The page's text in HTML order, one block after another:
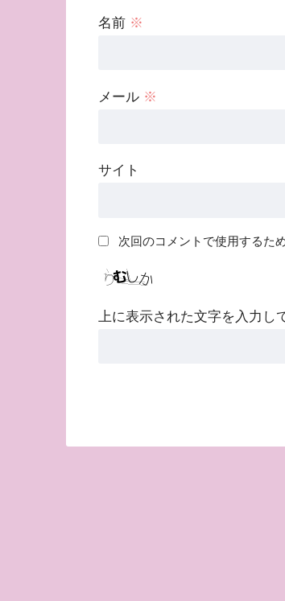
名前 ※
メール ※
サイト
次回のコメントで使用するた
上に表示された文字を入力し